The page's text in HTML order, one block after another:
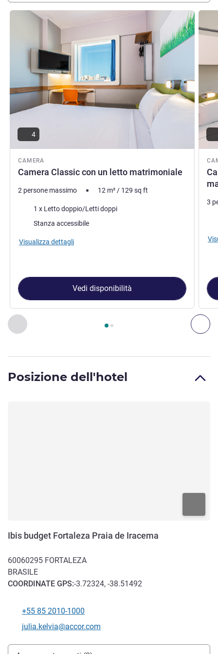
Precedente - Camera
Pagina , Camera 1 : Camera Classic con un letto
CAMERA
Camera Classic con un letto matrimoniale
Visualizza dettagli
4
2 persone massimo 12 m²/ 129 sq ft
Biancheria da letto
1 x Letto doppio/Letti doppi
Stanza accessibile
Visualizza dettagli
Vedi disponibilità
3
Posizione dell'hotel
Ibis budget Fortaleza Praia de Iracema
60060295 FORTALEZA
BRASILE
COORDINATE GPS:-3.72324, -38.51492
Telefono
+55 85 2010-1000
E-mail di contatto
julia.kelvia@accor.com
Accesso e trasporti